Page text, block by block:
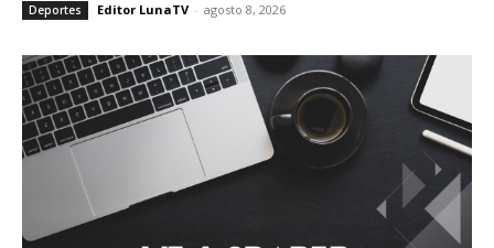
Deportes Editor LunaTV - agosto 8, 2026